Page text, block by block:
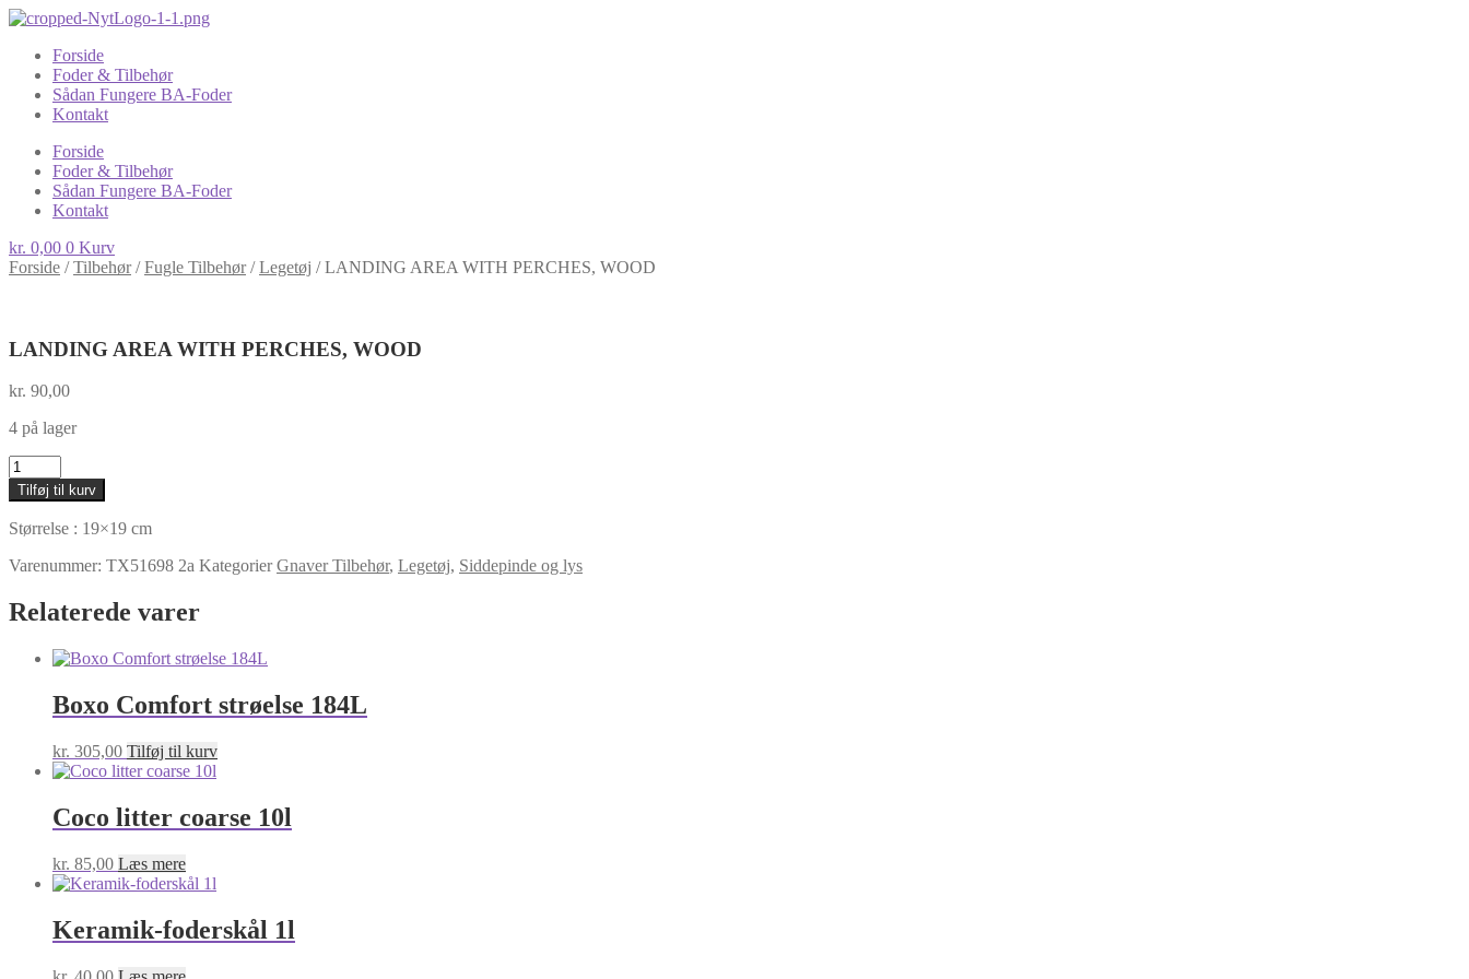
Forside
Foder & Tilbehør
Sådan Fungere BA-Foder
Kontakt
Forside
Foder & Tilbehør
Sådan Fungere BA-Foder
Kontakt
kr. 0,00 0 Kurv
Forside /Tilbehør/Fugle Tilbehør/Legetøj /LANDING AREA WITH PERCHES, WOOD
LANDING AREA WITH PERCHES, WOOD
kr. 90,00
4 på lager
LANDING
AREA
WITH
PERCHES,
WOOD
antal
Tilføj til kurv
Størrelse : 19×19 cm
Varenummer: TX51698 2a Kategorier Gnaver Tilbehør, Legetøj, Siddepinde og lys
Relaterede varer
Boxo Comfort strøelse 184L
kr. 305,00 Tilføj til kurv
Coco litter coarse 10l
kr. 85,00 Læs mere
Keramik-foderskål 1l